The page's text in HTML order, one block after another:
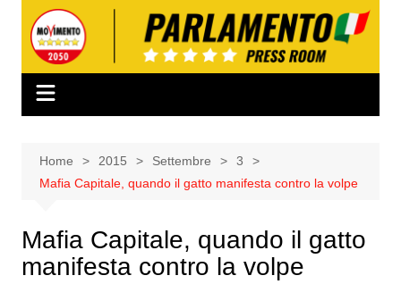
contenuto
Home 2015 Settembre
3
Mafia Capitale, quando il gatto manifesta contro la volpe
Mafia Capitale, quando il gatto
manifesta contro la volpe